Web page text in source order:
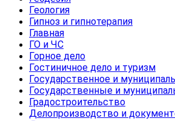
Геология
Гипноз и гипнотерапия
Главная
ГО и ЧС
Горное дело
Гостиничное дело и туризм
Государственное и
Государственные и
Градостроительство
Делопроизводство и